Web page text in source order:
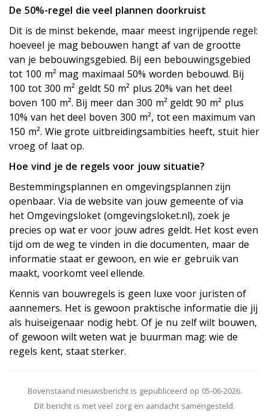
De 50%-regel die veel plannen doorkruist
Dit is de minst bekende, maar meest ingrijpende regel:
hoeveel je mag bebouwen hangt af van de grootte
van je bebouwingsgebied. Bij een bebouwingsgebied
tot 100 m² mag maximaal 50% worden bebouwd. Bij
100 tot 300 m² geldt 50 m² plus 20% van het deel
boven 100 m². Bij meer dan 300 m² geldt 90 m² plus
10% van het deel boven 300 m², tot een maximum van
150 m². Wie grote uitbreidingsambities heeft, stuit hier
vroeg of laat op.
Hoe vind je de regels voor jouw situatie?
Bestemmingsplannen en omgevingsplannen zijn
openbaar. Via de website van jouw gemeente of via
het Omgevingsloket (omgevingsloket.nl), zoek je
precies op wat er voor jouw adres geldt. Het kost even
tijd om de weg te vinden in die documenten, maar de
informatie staat er gewoon, en wie er gebruik van
maakt, voorkomt veel ellende.
Kennis van bouwregels is geen luxe voor juristen of
aannemers. Het is gewoon praktische informatie die jij
als huiseigenaar nodig hebt. Of je nu zelf wilt bouwen,
of gewoon wilt weten wat je buurman mag: wie de
regels kent, staat sterker.
Bovenstaand nieuwsbericht is gepubliceerd op 05-06-2026.
Dit bericht is met veel zorg en aandacht samengesteld.